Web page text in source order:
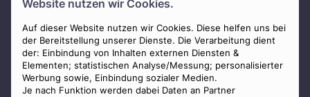
Website nutzen wir Cookies.
Auf dieser Website nutzen wir Cookies. Diese helfen uns bei
der Bereitstellung unserer Dienste. Die Verarbeitung dient
der: Einbindung von Inhalten externen Diensten &
Elementen; statistischen Analyse/Messung; personalisierter
Werbung sowie, Einbindung sozialer Medien.
Je nach Funktion werden dabei Daten an Partner
Presse
AGB
Impressum
Datenschutz
Widerrufsbelehrung